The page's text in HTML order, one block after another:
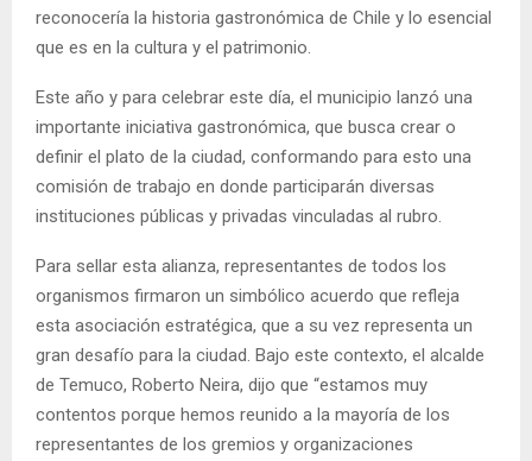
reconocería la historia gastronómica de Chile y lo esencial
que es en la cultura y el patrimonio.
Este año y para celebrar este día, el municipio lanzó una
importante iniciativa gastronómica, que busca crear o
definir el plato de la ciudad, conformando para esto una
comisión de trabajo en donde participarán diversas
instituciones públicas y privadas vinculadas al rubro.
Para sellar esta alianza, representantes de todos los
organismos firmaron un simbólico acuerdo que refleja
esta asociación estratégica, que a su vez representa un
gran desafío para la ciudad. Bajo este contexto, el alcalde
de Temuco, Roberto Neira, dijo que “estamos muy
contentos porque hemos reunido a la mayoría de los
representantes de los gremios y organizaciones